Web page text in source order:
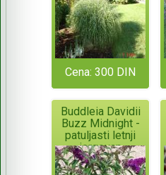
Cena: 300 DIN
Buddleia Davidii
Buzz Midnight -
patuljasti letnji
jorgovan